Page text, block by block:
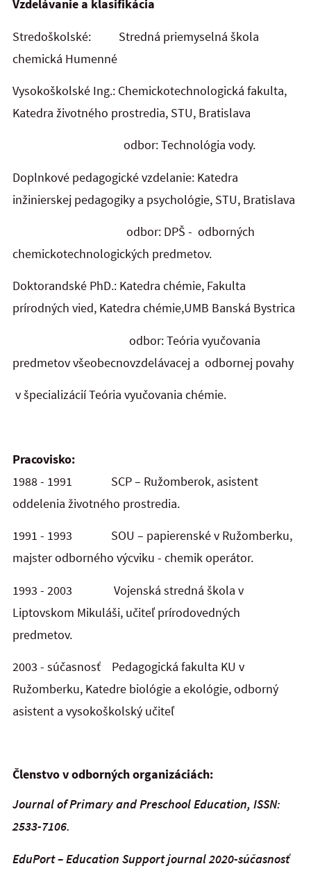
Vzdelávanie a klasifikácia
Stredoškolské: Stredná priemyselná škola
chemická Humenné
Vysokoškolské Ing.: Chemickotechnologická fakulta,
Katedra životného prostredia, STU, Bratislava
odbor: Technológia vody.
Doplnkové pedagogické vzdelanie: Katedra
inžinierskej pedagogiky a psychológie, STU, Bratislava
odbor: DPŠ - odborných
chemickotechnologických predmetov.
Doktorandské PhD.: Katedra chémie, Fakulta
prírodných vied, Katedra chémie,UMB Banská Bystrica
odbor: Teória vyučovania
predmetov všeobecnovzdelávacej a odbornej povahy
v špecializácií Teória vyučovania chémie.
Pracovisko:
1988 - 1991 SCP – Ružomberok, asistent
oddelenia životného prostredia.
1991 - 1993 SOU – papierenské v Ružomberku,
majster odborného výcviku - chemik operátor.
1993 - 2003 Vojenská stredná škola v
Liptovskom Mikuláši, učiteľ prírodovedných
predmetov.
2003 - súčasnosť
Pedagogická fakulta KU v
Ružomberku, Katedre biológie a ekológie,odborný
asistent a vysokoškolský učiteľ
Členstvo v odborných organizáciách:
Journal of Primary and Preschool Education, ISSN:
2533-7106.
EduPort – Education Support journal 2020-súčasnosť